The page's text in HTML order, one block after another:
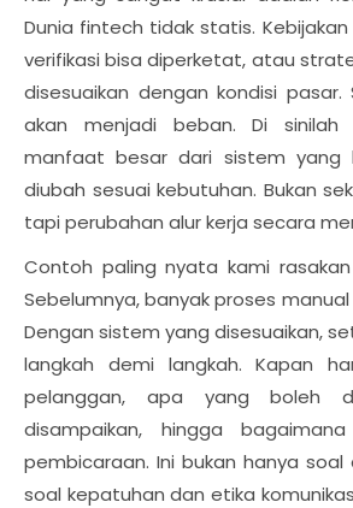
Dunia fintech tidak statis.
verifikasi bisa diperketat, atau
disesuaikan dengan kondisi pasar.
akan menjadi beban. Di sinilah
manfaat besar dari sistem yang
diubah sesuai kebutuhan. Bukan
tapi perubahan alur kerja secara
Contoh paling nyata kami
Sebelumnya, banyak proses
Dengan sistem yang disesuaikan,
langkah demi langkah. Kapan
pelanggan, apa yang boleh
disampaikan, hingga
pembicaraan. Ini bukan hanya soal
soal kepatuhan dan etika